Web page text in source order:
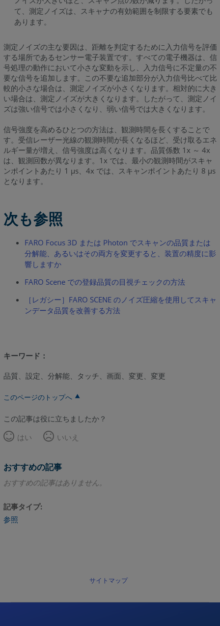
て、測定ノイズは、スキャナの有効範囲を制限する要素でも
あります。
測定ノイズの主な要因は、距離を判定するために入力信号を評価
する場所であるセンサー電子装置です。すべての電子機器は、信
号処理の動作において小さな変動を示し、入力信号に不定量の不
要な信号を追加します。この不要な追加部分が入力信号比べて比
較的小さな場合は、測定ノイズが小さくなります。相対的に大き
い場合は、測定ノイズが大きくなります。したがって、測定ノイ
ズは強い信号では小さくなり、弱い信号では大きくなります。
信号強度を高めるひとつの方法は、観測時間を長くすることで
す。受信レーザー光線の観測時間が長くなるほど、受け取るエネ
ルギー量が増え、信号強度は高くなります。品質係数 1x ～ 4x
は、観測回数が異なります。1x では、最小の観測時間がスキャ
ンポイントあたり 1 µs、4x では、スキャンポイントあたり 8 µs
となります。
次も参照
FARO Focus 3D または Photon でスキャンの品質または
分解能、あるいはその両方を変更すると、装置の精度に影
響しますか
FARO Scene での登録品質の目視チェックの方法
［レガシー］FARO SCENE のノイズ圧縮を使用してスキャ
ンデータ品質を改善する方法
キーワード：
品質、設定、分解能、タッチ、画面、変更、変更
このページのトップへ
この記事は役に立ちましたか？
はい
いいえ
おすすめの記事
おすすめの記事はありません。
記事タイプ
参照
サイトマップ